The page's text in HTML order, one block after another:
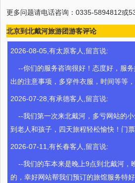
更多问题请电话咨询：0335-5894812或
北京到北戴河旅游团游客评论
2026-08-05,有太原客人,留言说:
--你们的服务咨询很好！态度好，服务
出的注意事项，多穿件衣服，时间等等，
2026-07-28,有承德客人,留言说:
--我们第一次来北戴河，多亏网站的
到老人和孩子，四天旅程轻松愉快！门
2026-07-11,有长春客人,留言说:
--我们的车本来是晚上9点到北戴河，
的，幸好网站帮我们预订的旅馆服务特